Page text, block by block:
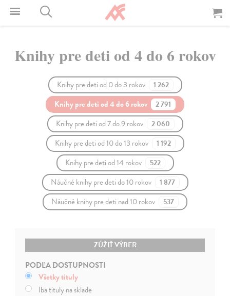
Knihy pre deti od 4 do 6 rokov
Knihy pre deti od 0 do 3 rokov 1 262
Knihy pre deti od 4 do 6 rokov 2 791
Knihy pre deti od 7 do 9 rokov 2 060
Knihy pre deti od 10 do 13 rokov 1 192
Knihy pre deti od 14 rokov 522
Náučné knihy pre deti do 10 rokov 1 877
Náučné knihy pre deti nad 10 rokov 537
ZÚŽIŤ VÝBER
PODĽA DOSTUPNOSTI
Všetky tituly
Iba tituly na sklade